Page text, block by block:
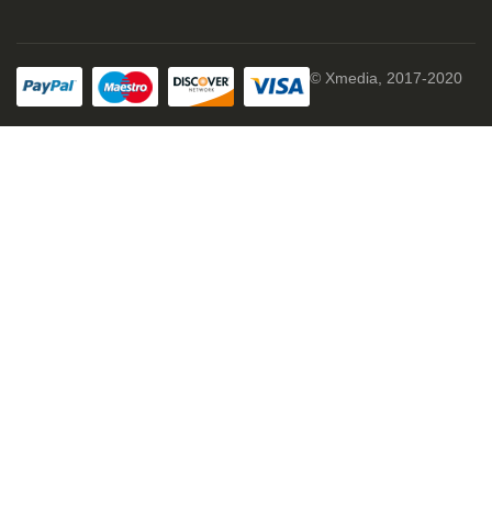
© Xmedia, 2017-2020